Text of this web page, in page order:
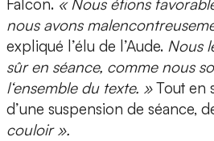
Falcon. « Nous étions
nous avons
expliqué l’élu de l’Aude. Nous
sûr en séance, comme nous
l‘ensemble du texte. »Tout en
d’une suspension de séance,
couloir ».